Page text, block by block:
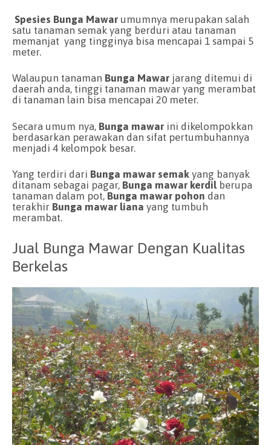
Spesies Bunga Mawar umumnya merupakan salah
satu tanaman semak yang berduri atau tanaman
memanjat yang tingginya bisa mencapai 1 sampai 5
meter.
Walaupun tanaman Bunga Mawar jarang ditemui di
daerah anda, tinggi tanaman mawar yang merambat
di tanaman lain bisa mencapai 20 meter.
Secara umum nya, Bunga mawar ini dikelompokkan
berdasarkan perawakan dan sifat pertumbuhannya
menjadi 4 kelompok besar.
Yang terdiri dari Bunga mawar semak yang banyak
ditanam sebagai pagar, Bunga mawar kerdilberupa
tanaman dalam pot, Bunga mawar pohon dan
terakhir Bunga mawar liana yang tumbuh
merambat.
Jual Bunga Mawar Dengan Kualitas
Berkelas